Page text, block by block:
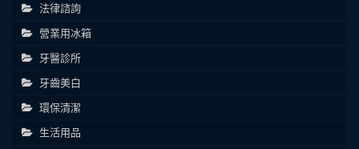
法律諮詢
營業用冰箱
牙醫診所
牙齒美白
環保清潔
生活用品